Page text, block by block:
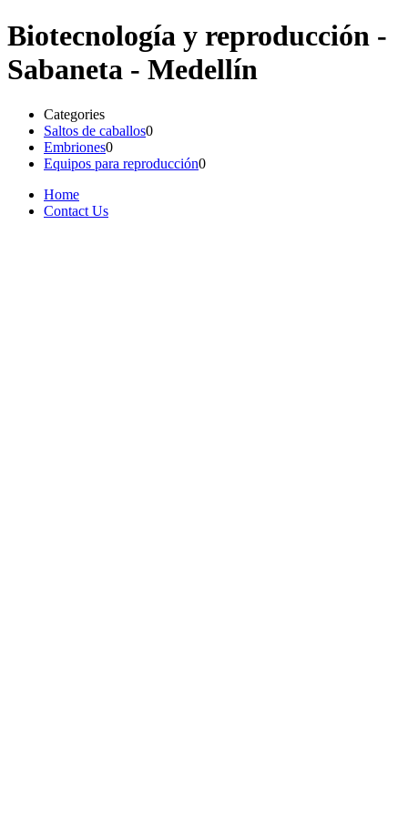
Biotecnología y reproducción -
Sabaneta - Medellín
Categories
Saltos de caballos0
Embriones0
Equipos para reproducción0
Home
Contact Us